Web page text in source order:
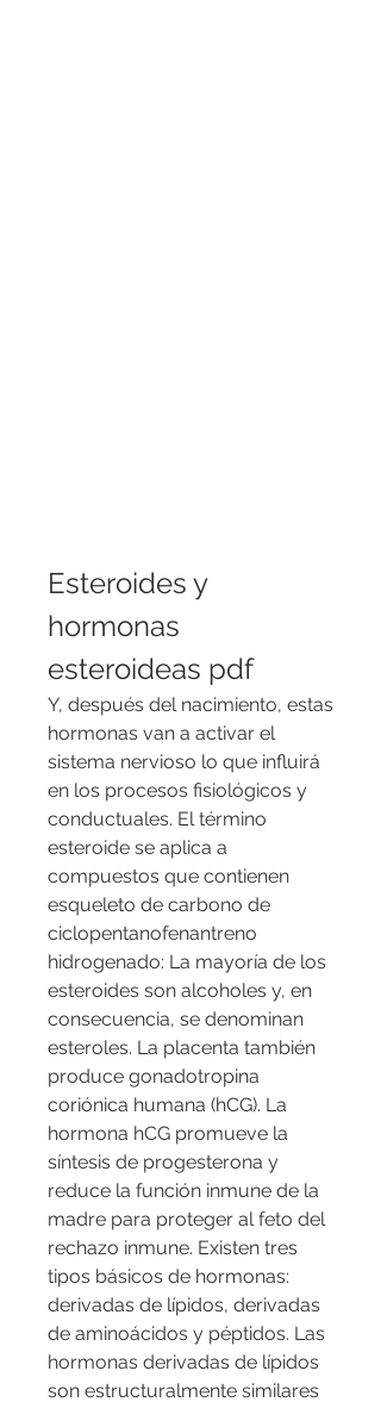
Esteroides y
hormonas
esteroideas pdf
Y, después del nacimiento, estas
hormonas van a activar el
sistema nervioso lo que influirá
en los procesos fisiológicos y
conductuales. El término
esteroide se aplica a
compuestos que contienen
esqueleto de carbono de
ciclopentanofenantreno
hidrogenado: La mayoría de los
esteroides son alcoholes y, en
consecuencia, se denominan
esteroles. La placenta también
produce gonadotropina
coriónica humana (hCG). La
hormona hCG promueve la
síntesis de progesterona y
reduce la función inmune de la
madre para proteger al feto del
rechazo inmune. Existen tres
tipos básicos de hormonas:
derivadas de lípidos, derivadas
de aminoácidos y péptidos. Las
hormonas derivadas de lípidos
son estructuralmente similares